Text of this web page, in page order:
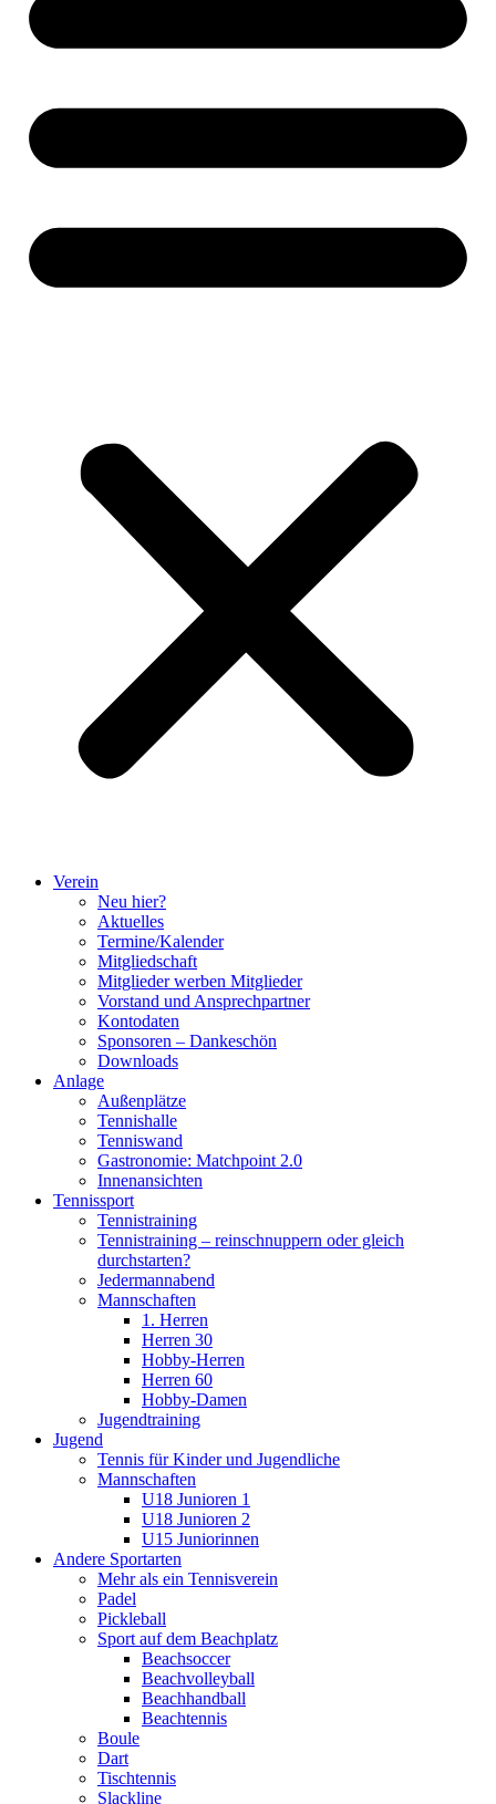
Verein
Neu hier?
Aktuelles
Termine/Kalender
Mitgliedschaft
Mitglieder werben Mitglieder
Vorstand und Ansprechpartner
Kontodaten
Sponsoren – Dankeschön
Downloads
Anlage
Außenplätze
Tennishalle
Tenniswand
Gastronomie: Matchpoint 2.0
Innenansichten
Tennissport
Tennistraining
Tennistraining – reinschnuppern oder gleich
durchstarten?
Jedermannabend
Mannschaften
1. Herren
Herren 30
Hobby-Herren
Herren 60
Hobby-Damen
Jugendtraining
Jugend
Tennis für Kinder und Jugendliche
Mannschaften
U18 Junioren 1
U18 Junioren 2
U15 Juniorinnen
Andere Sportarten
Mehr als ein Tennisverein
Padel
Pickleball
Sport auf dem Beachplatz
Beachsoccer
Beachvolleyball
Beachhandball
Beachtennis
Boule
Dart
Tischtennis
Slackline